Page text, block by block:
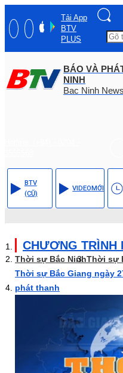
Tải App
BTV
PLUS
BÁO VÀ
NINH
Bac Ninh
BTV
(CŨ)
VIDEOMỚI
CHƯƠNG TRÌNH
Thời sự Bắc NinhThời sự
Thời sự Bắc Giang ngày
phát thanh